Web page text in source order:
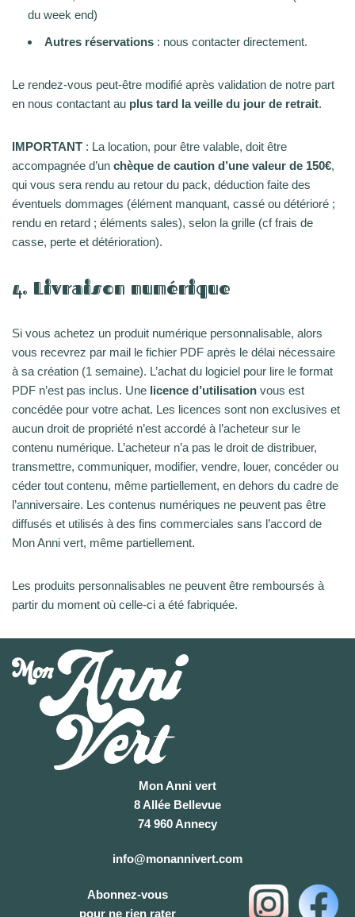
du week end)
Autres réservations : nous contacter directement.
Le rendez-vous peut-être modifié après validation de notre part
en nous contactant au plus tard la veille du jour de retrait.
IMPORTANT : La location, pour être valable, doit être
accompagnée d’un chèque de caution d’une valeur de 150€,
qui vous sera rendu au retour du pack, déduction faite des
éventuels dommages (élément manquant, cassé ou détérioré ;
rendu en retard ; éléments sales), selon la grille (cf frais de
casse, perte et détérioration).
4. Livraison numérique
Si vous achetez un produit numérique personnalisable, alors
vous recevrez par mail le fichier PDF après le délai nécessaire
à sa création (1 semaine). L’achat du logiciel pour lire le format
PDF n’est pas inclus. Une licence d’utilisation vous est
concédée pour votre achat. Les licences sont non exclusives et
aucun droit de propriété n’est accordé à l’acheteur sur le
contenu numérique. L’acheteur n’a pas le droit de distribuer,
transmettre, communiquer, modifier, vendre, louer, concéder ou
céder tout contenu, même partiellement, en dehors du cadre de
l’anniversaire. Les contenus numériques ne peuvent pas être
diffusés et utilisés à des fins commerciales sans l’accord de
Mon Anni vert, même partiellement.
Les produits personnalisables ne peuvent être remboursés à
partir du moment où celle-ci a été fabriquée.
Mon Anni vert
8 Allée Bellevue
74 960 Annecy
info@monannivert.com
Abonnez-vous
pour ne rien rater